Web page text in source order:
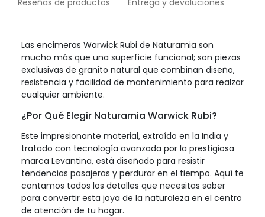
Reseñas de productos
Entrega y devoluciones
Las encimeras Warwick Rubi de Naturamia son
mucho más que una superficie funcional; son piezas
exclusivas de granito natural que combinan diseño,
resistencia y facilidad de mantenimiento para realzar
cualquier ambiente.
¿Por Qué Elegir Naturamia Warwick Rubi?
Este impresionante material, extraído en la India y
tratado con tecnología avanzada por la prestigiosa
marca Levantina, está diseñado para resistir
tendencias pasajeras y perdurar en el tiempo. Aquí te
contamos todos los detalles que necesitas saber
para convertir esta joya de la naturaleza en el centro
de atención de tu hogar.